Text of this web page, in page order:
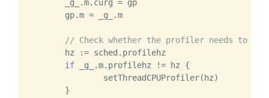
// Check whether the profiler needs to
if _g_.m.profilehz != hz {